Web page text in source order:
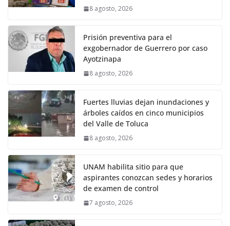
8 agosto, 2026
Prisión preventiva para el
exgobernador de Guerrero por caso
Ayotzinapa
8 agosto, 2026
Fuertes lluvias dejan inundaciones y
árboles caídos en cinco municipios
del Valle de Toluca
8 agosto, 2026
UNAM habilita sitio para que
aspirantes conozcan sedes y horarios
de examen de control
7 agosto, 2026